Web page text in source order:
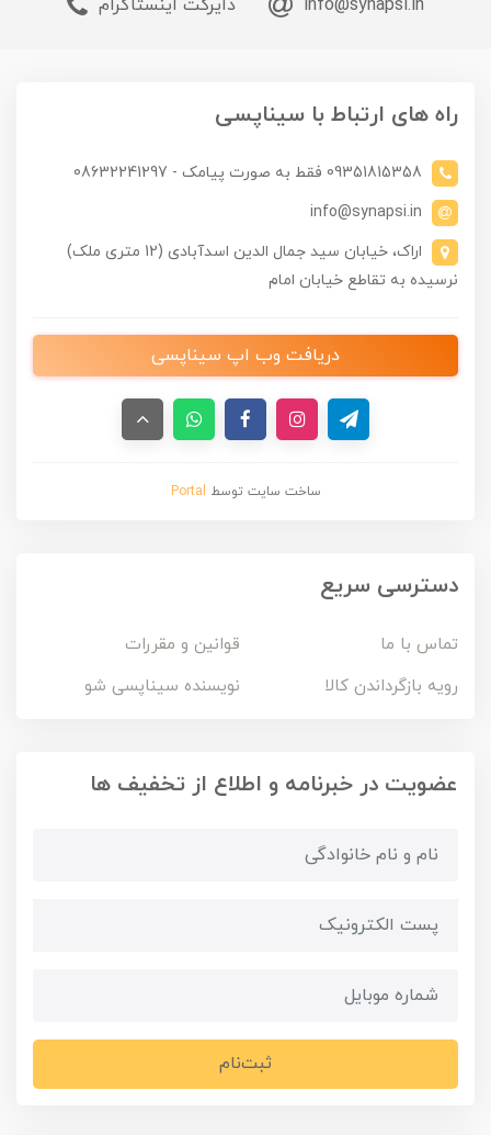
info@synapsi.in دایرکت اینستاگرام
راه های ارتباط با سیناپسی
09351815358 فقط به صورت پیامک - 08632241297
info@synapsi.in
اراک، خیابان سید جمال الدین اسدآبادی (12 متری ملک)
نرسیده به تقاطع خیابان امام
دریافت وب اپ سیناپسی
ساخت سایت توسط Portal
دسترسی سریع
تماس با ما
قوانین و مقررات
رویه بازگرداندن کالا
نویسنده سیناپسی شو
عضویت در خبرنامه و اطلاع از تخفیف ها
ثبت‌نام